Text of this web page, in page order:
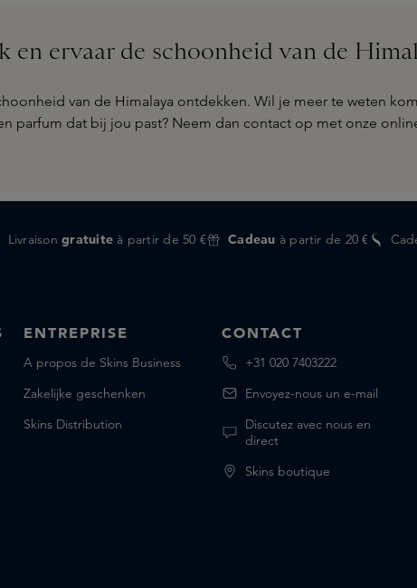
en ervaar de schoonheid van de
van de Himalaya ontdekken. Wil je meer te weten
parfum dat bij jou past? Neem dan contact op met onze online
Livraisongratuite à partir de 50 € Cadeau à partir de 20 €
ENTREPRISE
A propos de Skins Business
Zakelijke geschenken
Skins Distribution
CONTACT
+31 020 7403222
Envoyez-nous un e-mail
Discutez avec nous en
direct
Skins boutique